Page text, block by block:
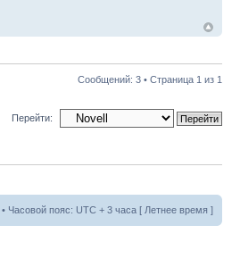
Сообщений: 3 • Страница 1 из 1
Перейти:
• Часовой пояс: UTC + 3 часа [ Летнее время ]